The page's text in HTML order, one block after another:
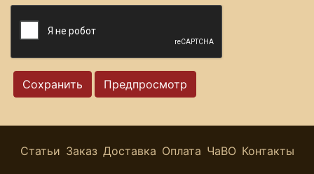
Статьи Заказ Доставка Оплата ЧаВО Контакты